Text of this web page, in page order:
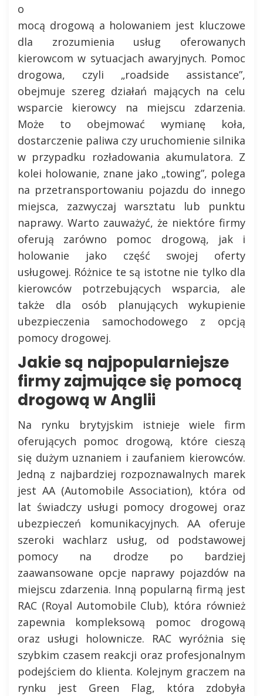
o
mocą drogową a holowaniem jest kluczowe
dla zrozumienia usług oferowanych
kierowcom w sytuacjach awaryjnych. Pomoc
drogowa, czyli „roadside assistance”,
obejmuje szereg działań mających na celu
wsparcie kierowcy na miejscu zdarzenia.
Może to obejmować wymianę koła,
dostarczenie paliwa czy uruchomienie silnika
w przypadku rozładowania akumulatora. Z
kolei holowanie, znane jako „towing”, polega
na przetransportowaniu pojazdu do innego
miejsca, zazwyczaj warsztatu lub punktu
naprawy. Warto zauważyć, że niektóre firmy
oferują zarówno pomoc drogową, jak i
holowanie jako część swojej oferty
usługowej. Różnice te są istotne nie tylko dla
kierowców potrzebujących wsparcia, ale
także dla osób planujących wykupienie
ubezpieczenia samochodowego z opcją
pomocy drogowej.
Jakie są najpopularniejsze
firmy zajmujące się pomocą
drogową w Anglii
Na rynku brytyjskim istnieje wiele firm
oferujących pomoc drogową, które cieszą
się dużym uznaniem i zaufaniem kierowców.
Jedną z najbardziej rozpoznawalnych marek
jest AA (Automobile Association), która od
lat świadczy usługi pomocy drogowej oraz
ubezpieczeń komunikacyjnych. AA oferuje
szeroki wachlarz usług, od podstawowej
pomocy na drodze po bardziej
zaawansowane opcje naprawy pojazdów na
miejscu zdarzenia. Inną popularną firmą jest
RAC (Royal Automobile Club), która również
zapewnia kompleksową pomoc drogową
oraz usługi holownicze. RAC wyróżnia się
szybkim czasem reakcji oraz profesjonalnym
podejściem do klienta. Kolejnym graczem na
rynku jest Green Flag, która zdobyła